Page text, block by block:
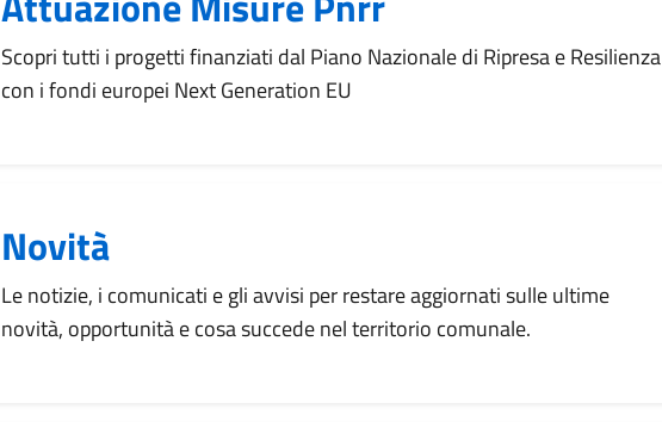
Scopri tutti i progetti finanziati dal Piano Nazionale di Ripresa e Resilienza
con i fondi europei Next Generation EU
Novità
Le notizie, i comunicati e gli avvisi per restare aggiornati sulle ultime
novità, opportunità e cosa succede nel territorio comunale.